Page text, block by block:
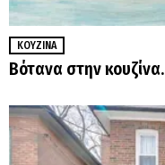
ΚΟΥΖΊΝΑ
Βότανα στην